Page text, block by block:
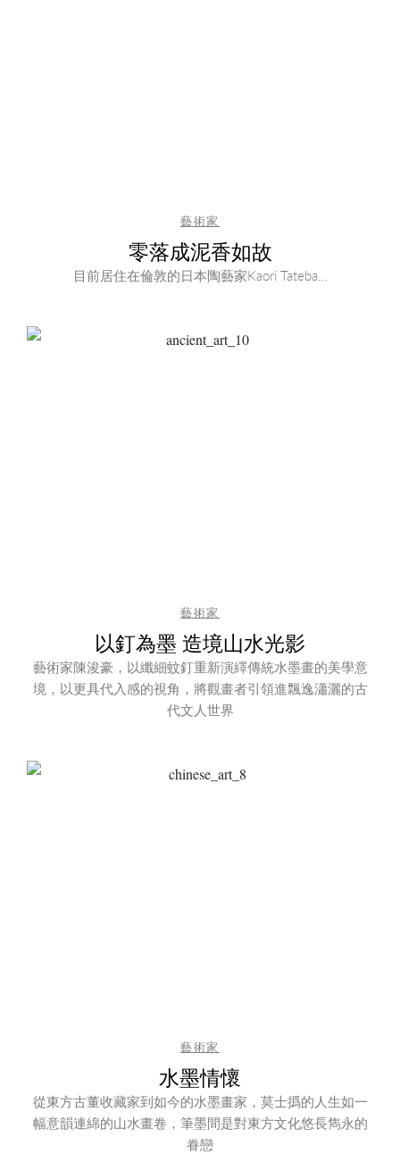
藝術家
零落成泥香如故
目前居住在倫敦的日本陶藝家Kaori Tateba…
藝術家
以釘為墨 造境山水光影
藝術家陳浚豪，以纖細蚊釘重新演繹傳統水墨畫的美學意
境，以更具代入感的視角，將觀畫者引領進飄逸瀟灑的古
代文人世界
藝術家
水墨情懷
從東方古董收藏家到如今的水墨畫家，莫士撝的人生如一
幅意韻連綿的山水畫卷，筆墨間是對東方文化悠長雋永的
眷戀